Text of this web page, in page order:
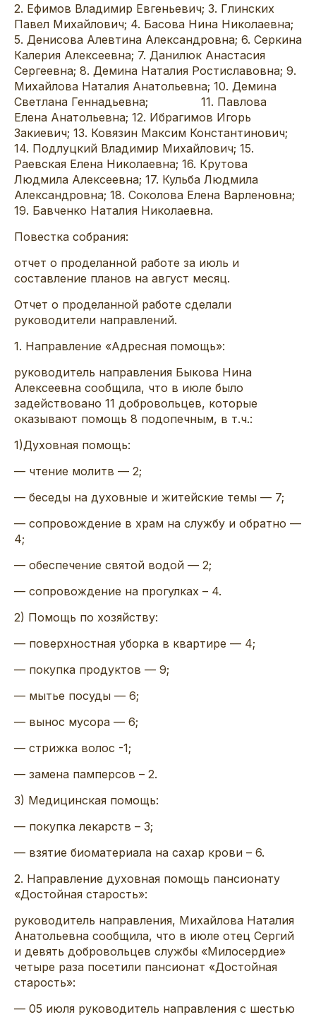
2. Ефимов Владимир Евгеньевич; 3. Глинских
Павел Михайлович; 4. Басова Нина Николаевна;
5. Денисова Алевтина Александровна; 6. Серкина
Калерия Алексеевна; 7. Данилюк Анастасия
Сергеевна; 8. Демина Наталия Ростиславовна; 9.
Михайлова Наталия Анатольевна; 10. Демина
Светлана Геннадьевна; 11. Павлова
Елена Анатольевна; 12. Ибрагимов Игорь
Закиевич; 13. Ковязин Максим Константинович;
14. Подлуцкий Владимир Михайлович; 15.
Раевская Елена Николаевна; 16. Крутова
Людмила Алексеевна; 17. Кульба Людмила
Александровна; 18. Соколова Елена Варленовна;
19. Бавченко Наталия Николаевна.
Повестка собрания:
отчет о проделанной работе за июль и
составление планов на август месяц.
Отчет о проделанной работе сделали
руководители направлений.
1. Направление «Адресная помощь»:
руководитель направления Быкова Нина
Алексеевна сообщила, что в июле было
задействовано 11 добровольцев, которые
оказывают помощь 8 подопечным, в т.ч.:
1)Духовная помощь:
— чтение молитв — 2;
— беседы на духовные и житейские темы — 7;
— сопровождение в храм на службу и обратно —
4;
— обеспечение святой водой — 2;
— сопровождение на прогулках – 4.
2) Помощь по хозяйству:
— поверхностная уборка в квартире — 4;
— покупка продуктов — 9;
— мытье посуды — 6;
— вынос мусора — 6;
— стрижка волос -1;
— замена памперсов – 2.
3) Медицинская помощь:
— покупка лекарств – 3;
— взятие биоматериала на сахар крови – 6.
2. Направление духовная помощь пансионату
«Достойная старость»:
руководитель направления, Михайлова Наталия
Анатольевна сообщила, что в июле отец Сергий
и девять добровольцев службы «Милосердие»
четыре раза посетили пансионат «Достойная
старость»:
— 05 июля руководитель направления с шестью